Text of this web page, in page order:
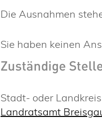
Die Ausnahmen
Sie haben keinen
Zuständige
Stadt- oder Landkreis
Landratsamt